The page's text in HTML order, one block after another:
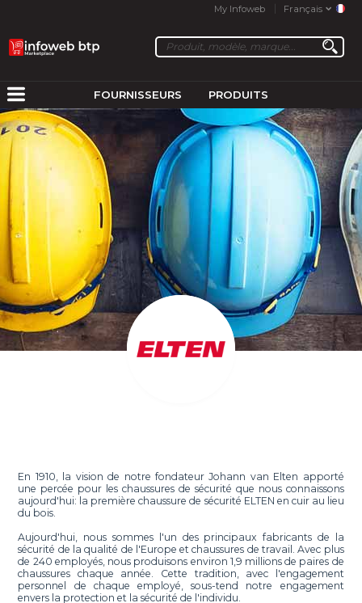
My Infoweb Français
FOURNISSEURS PRODUITS
En 1910, la vision de notre fondateur Johann van Elten apporté
une percée pour les chaussures de sécurité que nous connaissons
aujourd'hui: la première chaussure de sécurité ELTEN en cuir au lieu
du bois.
Aujourd'hui, nous sommes l'un des principaux fabricants de la
sécurité de la qualité de l'Europe et chaussures de travail. Avec plus
de 240 employés, nous produisons environ 1,9 millions de paires de
chaussures chaque année. Cette tradition, avec l'engagement
personnel de chaque employé, sous-tend notre engagement
envers la protection et la sécurité de l'individu.